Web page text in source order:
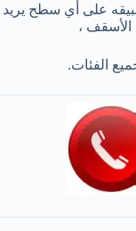
على أي سطح يريد
الأسقف ،
الفئات.